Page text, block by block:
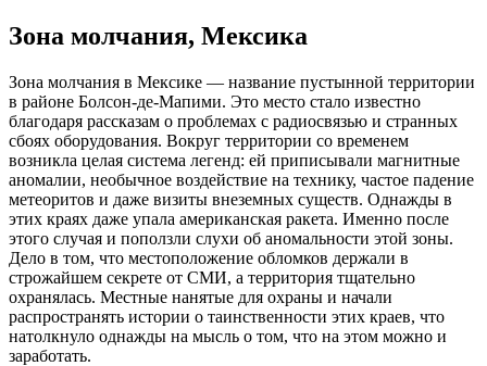
Зона молчания, Мексика
Зона молчания в Мексике — название пустынной территории
в районе Болсон-де-Мапими. Это место стало известно
благодаря рассказам о проблемах с радиосвязью и странных
сбоях оборудования. Вокруг территории со временем
возникла целая система легенд: ей приписывали магнитные
аномалии, необычное воздействие на технику, частое падение
метеоритов и даже визиты внеземных существ. Однажды в
этих краях даже упала американская ракета. Именно после
этого случая и поползли слухи об аномальности этой зоны.
Дело в том, что местоположение обломков держали в
строжайшем секрете от СМИ, а территория тщательно
охранялась. Местные нанятые для охраны и начали
распространять истории о таинственности этих краев, что
натолкнуло однажды на мысль о том, что на этом можно и
заработать.